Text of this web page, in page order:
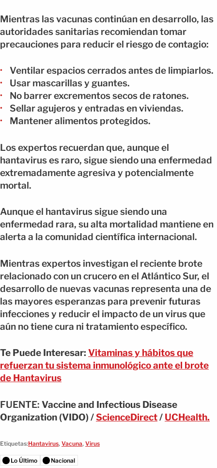
Mientras las vacunas continúan en desarrollo, las
autoridades sanitarias recomiendan tomar
precauciones para reducir el riesgo de contagio:
Ventilar espacios cerrados antes de limpiarlos.
Usar mascarillas y guantes.
No barrer excrementos secos de ratones.
Sellar agujeros y entradas en viviendas.
Mantener alimentos protegidos.
Los expertos recuerdan que, aunque el
hantavirus es raro, sigue siendo una enfermedad
extremadamente agresiva y potencialmente
mortal.
Aunque el hantavirus sigue siendo una
enfermedad rara, su alta mortalidad mantiene en
alerta a la comunidad científica internacional.
Mientras expertos investigan el reciente brote
relacionado con un crucero en el Atlántico Sur, el
desarrollo de nuevas vacunas representa una de
las mayores esperanzas para prevenir futuras
infecciones y reducir el impacto de un virus que
aún no tiene cura ni tratamiento específico.
Te Puede Interesar: Vitaminas y hábitos que
refuerzan tu sistema inmunológico ante el brote
de Hantavirus
FUENTE: Vaccine and Infectious Disease
Organization (VIDO) /ScienceDirect/ UCHealth.
Etiquetas:Hantavirus, Vacuna, Virus
Lo Último Nacional